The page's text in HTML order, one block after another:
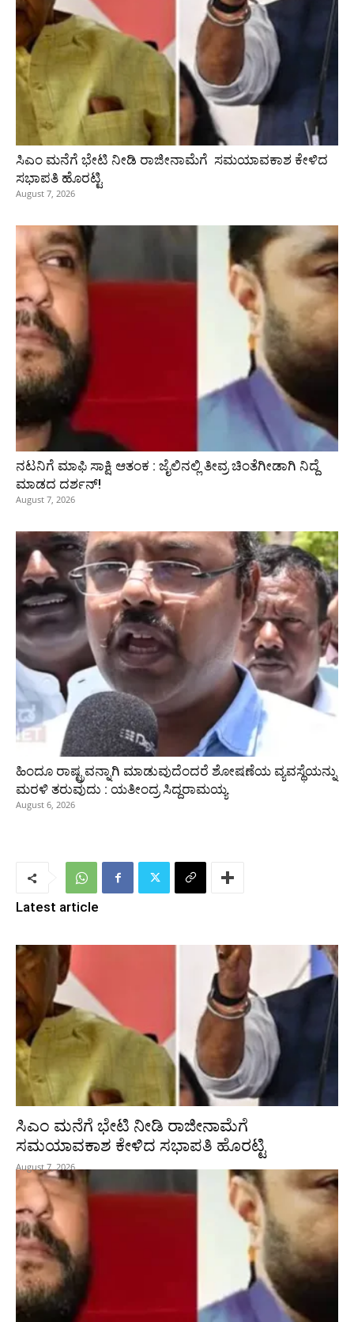
ಸಿಎಂ ಮನೆಗೆ ಭೇಟಿ ನೀಡಿ ರಾಜೀನಾಮೆಗೆ ಸಮಯಾವಕಾಶ ಕೇಳಿದ
ಸಭಾಪತಿ ಹೊರಟ್ಟಿ
August 7, 2026
ನಟನಿಗೆ ಮಾಫಿ ಸಾಕ್ಷಿ ಆತಂಕ : ಜೈಲಿನಲ್ಲಿ ತೀವ್ರ ಚಿಂತೆಗೀಡಾಗಿ ನಿದ್ದೆ
ಮಾಡದ ದರ್ಶನ್!
August 7, 2026
ಹಿಂದೂ ರಾಷ್ಟ್ರವನ್ನಾಗಿ ಮಾಡುವುದೆಂದರೆ ಶೋಷಣೆಯ ವ್ಯವಸ್ಥೆಯನ್ನು
ಮರಳಿ ತರುವುದು : ಯತೀಂದ್ರ ಸಿದ್ದರಾಮಯ್ಯ
August 6, 2026
Latest article
ಸಿಎಂ ಮನೆಗೆ ಭೇಟಿ ನೀಡಿ ರಾಜೀನಾಮೆಗೆ
ಸಮಯಾವಕಾಶ ಕೇಳಿದ ಸಭಾಪತಿ ಹೊರಟ್ಟಿ
August 7, 2026